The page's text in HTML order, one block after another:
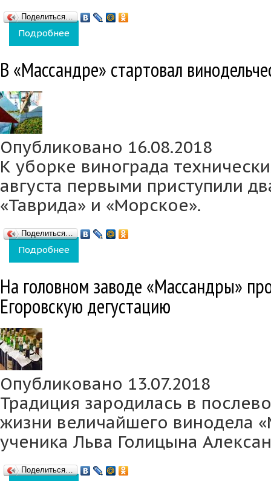
Поделиться…
Подробнее
В «Массандре» стартовал
Опубликовано 16.08.2018
К уборке винограда
августа первыми приступили
«Таврида» и «Морское».
Поделиться…
Подробнее
На головном заводе «Массандры»
Егоровскую дегустацию
Опубликовано 13.07.2018
Традиция зародилась в
жизни величайшего винодела
ученика Льва Голицына
Поделиться…